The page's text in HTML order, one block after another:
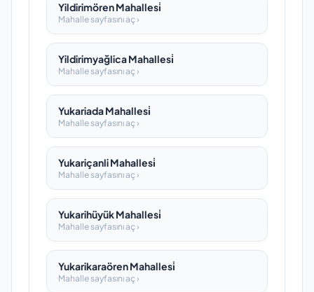
Yildirimören Mahallesi̇
Mahalle sayfasını aç ›
Yildirimyağlica Mahallesi̇
Mahalle sayfasını aç ›
Yukariada Mahallesi̇
Mahalle sayfasını aç ›
Yukariçanli Mahallesi̇
Mahalle sayfasını aç ›
Yukarihüyük Mahallesi̇
Mahalle sayfasını aç ›
Yukarikaraören Mahallesi̇
Mahalle sayfasını aç ›